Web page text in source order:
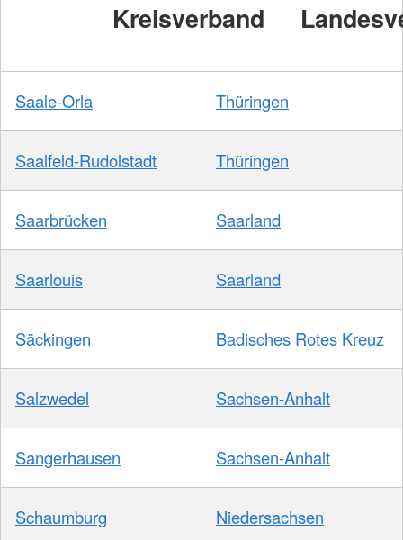
Kreisverband
Saale-Orla Thüringen
Saalfeld-Rudolstadt Thüringen
Saarbrücken Saarland
Saarlouis Saarland
Säckingen Badisches Rotes Kreuz
Salzwedel Sachsen-Anhalt
Sangerhausen Sachsen-Anhalt
Schaumburg Niedersachsen